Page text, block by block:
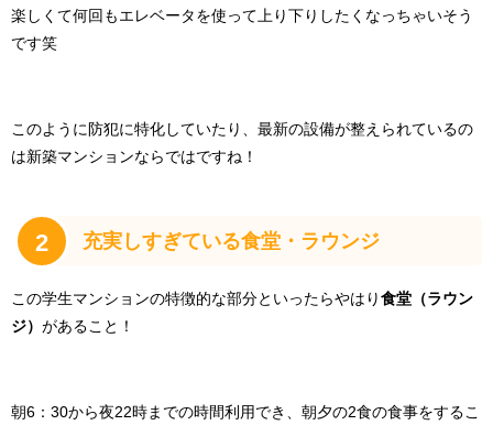
楽しくて何回もエレベータを使って上り下りしたくなっちゃいそう
です笑
このように防犯に特化していたり、最新の設備が整えられているの
は新築マンションならではですね！
2 充実しすぎている食堂・ラウンジ
この学生マンションの特徴的な部分といったらやはり 食堂（ラウン
ジ） があること！
朝6：30から夜22時までの時間利用でき、朝夕の2食の食事をするこ